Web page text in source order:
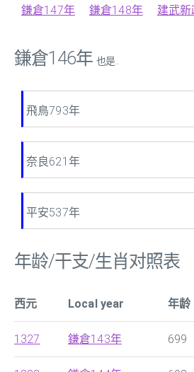
鎌倉147年
鎌倉148年 建武
鎌倉146年 也是...
飛鳥793年
奈良621年
平安537年
年龄/干支/生肖对照表
西元 Local year 年龄
1327 鎌倉143年 699